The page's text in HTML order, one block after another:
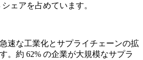
ェアを占めています。
速な工業化とサプライチェーンの拡
。約 62% の企業が大規模なサプラ